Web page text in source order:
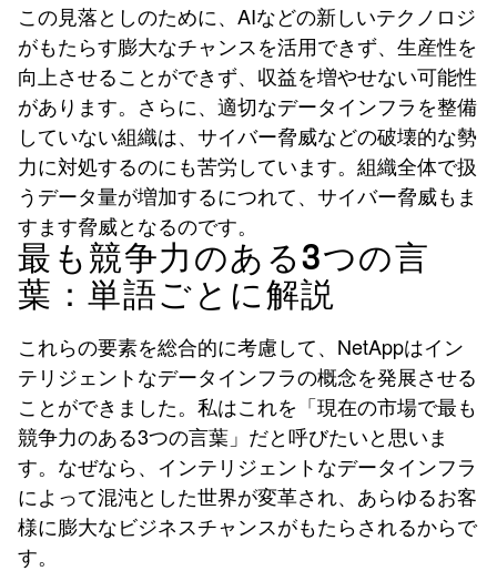
この見落としのために、AIなどの新しいテクノロジ
がもたらす膨大なチャンスを活用できず、生産性を
向上させることができず、収益を増やせない可能性
があります。さらに、適切なデータインフラを整備
していない組織は、サイバー脅威などの破壊的な勢
力に対処するのにも苦労しています。組織全体で扱
うデータ量が増加するにつれて、サイバー脅威もま
すます脅威となるのです。
最も競争力のある3つの言
葉：単語ごとに解説
これらの要素を総合的に考慮して、NetAppはイン
テリジェントなデータインフラの概念を発展させる
ことができました。私はこれを「現在の市場で最も
競争力のある3つの言葉」だと呼びたいと思いま
す。なぜなら、インテリジェントなデータインフラ
によって混沌とした世界が変革され、あらゆるお客
様に膨大なビジネスチャンスがもたらされるからで
す。